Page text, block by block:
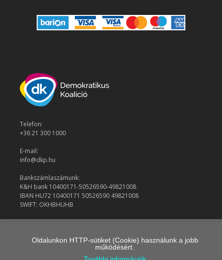
Telefon:
+36 21 300 1000
E-mail:
info@dkp.hu
Bankszámlaszámunk:
K&H bank 10400171-50526590-49821008
IBAN HU72 10400171 50526590 49821008
SWIFT: OKHBHUHB
Oldalunkon HTTP-sütiket (Cookie) használunk a jobb
működésért.